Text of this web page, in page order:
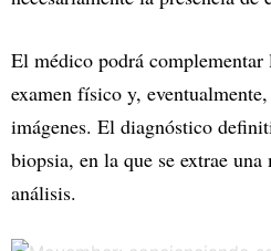
El médico podrá
examen físico y,
imágenes. El diagnóstico
biopsia, en la que se extrae
análisis.